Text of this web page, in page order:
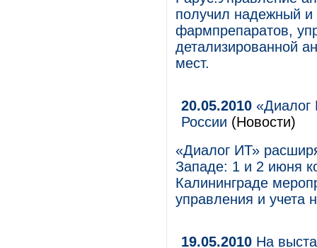
получил надежный и
фармпрепаратов,
детализированной
мест.
20.05.2010 «Диалог
России (Новости)
«Диалог ИТ»
Западе: 1 и 2 июня
Калининграде
управления и учета
19.05.2010 На